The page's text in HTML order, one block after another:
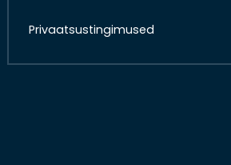
Privaatsustingimused